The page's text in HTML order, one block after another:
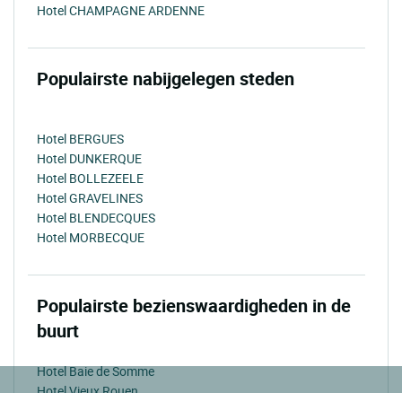
Hotel CHAMPAGNE ARDENNE
Populairste nabijgelegen steden
Hotel BERGUES
Hotel DUNKERQUE
Hotel BOLLEZEELE
Hotel GRAVELINES
Hotel BLENDECQUES
Hotel MORBECQUE
Populairste bezienswaardigheden in de
buurt
Hotel Baie de Somme